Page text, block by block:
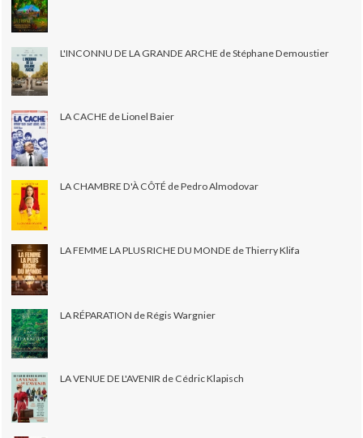
L'INCONNU DE LA GRANDE ARCHE de Stéphane Demoustier
LA CACHE de Lionel Baier
LA CHAMBRE D'À CÔTÉ de Pedro Almodovar
LA FEMME LA PLUS RICHE DU MONDE de Thierry Klifa
LA RÉPARATION de Régis Wargnier
LA VENUE DE L'AVENIR de Cédric Klapisch